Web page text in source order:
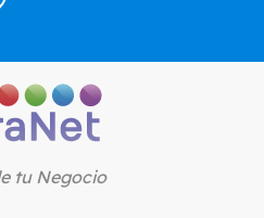
tu Negocio